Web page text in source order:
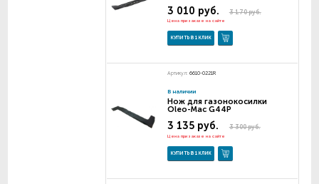
3 170 руб.
3 010 руб.
Цена при заказе на сайте
КУПИТЬ В 1 КЛИК
Артикул: 6610-0221R
В наличии
Нож для газонокосилки
Oleo-Mac G44P
3 300 руб.
3 135 руб.
Цена при заказе на сайте
КУПИТЬ В 1 КЛИК